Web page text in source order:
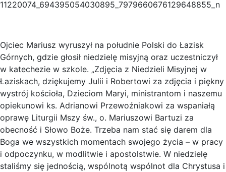
Ojciec Mariusz wyruszył na południe Polski do Łazisk
Górnych, gdzie głosił niedzielę misyjną oraz uczestniczył
w katechezie w szkole. „Zdjęcia z Niedzieli Misyjnej w
Łaziskach, dziękujemy Julii i Robertowi za zdjęcia i piękny
wystrój kościoła, Dzieciom Maryi, ministrantom i naszemu
opiekunowi ks. Adrianowi Przewoźniakowi za wspaniałą
oprawę Liturgii Mszy św., o. Mariuszowi Bartuzi za
obecność i Słowo Boże. Trzeba nam stać się darem dla
Boga we wszystkich momentach swojego życia – w pracy
i odpoczynku, w modlitwie i apostolstwie. W niedzielę
staliśmy się jednością, wspólnotą wspólnot dla Chrystusa i